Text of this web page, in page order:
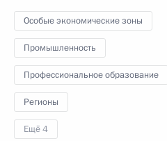
Особые экономические зоны
Промышленность
Профессиональное образование
Регионы
Ещё 4